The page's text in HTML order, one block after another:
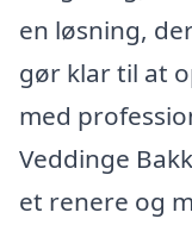
en løsning,
gør klar til at
med
Veddinge
et renere og